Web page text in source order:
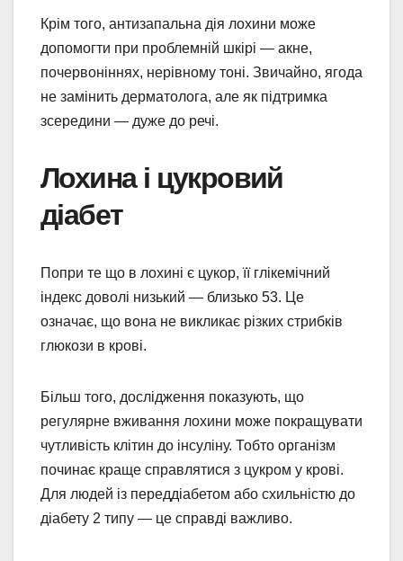
Крім того, антизапальна дія лохини може
допомогти при проблемній шкірі — акне,
почервоніннях, нерівному тоні. Звичайно, ягода
не замінить дерматолога, але як підтримка
зсередини — дуже до речі.
Лохина і цукровий
діабет
Попри те що в лохині є цукор, її глікемічний
індекс доволі низький — близько 53. Це
означає, що вона не викликає різких стрибків
глюкози в крові.
Більш того, дослідження показують, що
регулярне вживання лохини може покращувати
чутливість клітин до інсуліну. Тобто організм
починає краще справлятися з цукром у крові.
Для людей із переддіабетом або схильністю до
діабету 2 типу — це справді важливо.